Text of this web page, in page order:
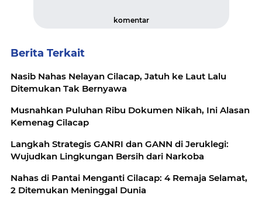
komentar
Berita Terkait
Nasib Nahas Nelayan Cilacap, Jatuh ke Laut Lalu
Ditemukan Tak Bernyawa
Musnahkan Puluhan Ribu Dokumen Nikah, Ini Alasan
Kemenag Cilacap
Langkah Strategis GANRI dan GANN di Jeruklegi:
Wujudkan Lingkungan Bersih dari Narkoba
Nahas di Pantai Menganti Cilacap: 4 Remaja Selamat,
2 Ditemukan Meninggal Dunia